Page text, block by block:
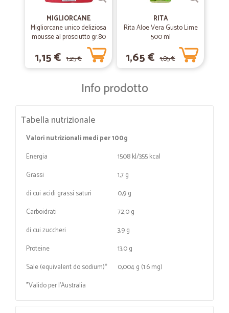
MIGLIORCANE
Migliorcane unico deliziosa
mousse al prosciutto gr.80
1,15 € 1,25 €
RITA
Rita Aloe Vera Gusto Lime
500 ml
1,65 € 1,85 €
Info prodotto
Tabella nutrizionale
Valori nutrizionali medi per 100g
Energia
1508 kJ/355 kcal
Grassi
1,7 g
di cui acidi grassi saturi
0,9 g
Carboidrati
72,0 g
di cui zuccheri
3,9 g
Proteine
13,0 g
Sale (equivalent do sodium)*
0,004 g (1.6 mg)
*Valido per l'Australia